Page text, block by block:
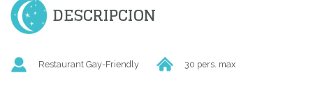
DESCRIPCION
Restaurant Gay-Friendly 30 pers. max